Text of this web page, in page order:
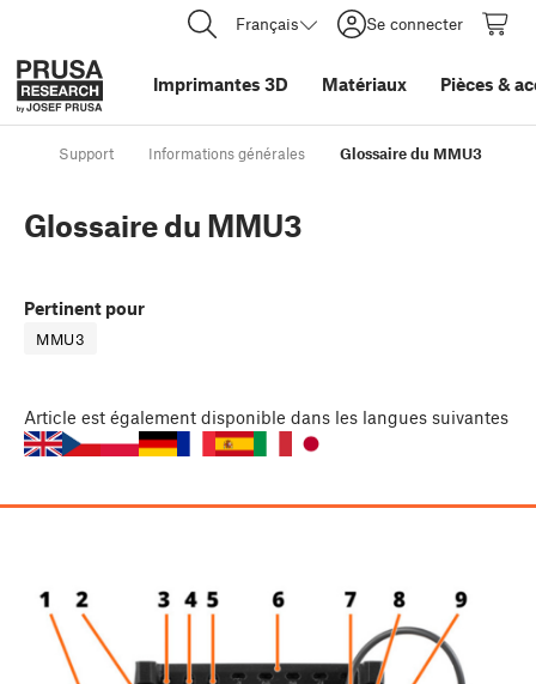
Français Se connecter
Imprimantes 3D Matériaux Pièces &
Support Informations générales Glossaire du MMU3
Glossaire du MMU3
Pertinent pour
MMU3
Article est également disponible dans les langues suivantes